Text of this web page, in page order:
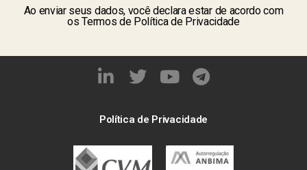
Ao enviar seus dados, você declara estar de acordo com
os Termos de Política de Privacidade
Política de Privacidade